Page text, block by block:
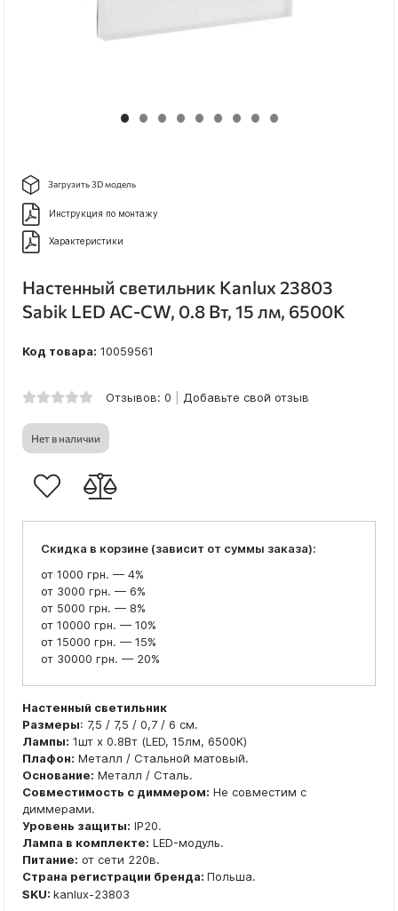
Загрузить 3D модель
Инструкция по монтажу
Характеристики
Настенный светильник Kanlux 23803
Sabik LED AC-CW, 0.8 Вт, 15 лм, 6500K
Код товара: 10059561
Отзывов: 0 Добавьте свой отзыв
Нет в наличии
Скидка в корзине (зависит от суммы заказа):
от 1000 грн. — 4%
от 3000 грн. — 6%
от 5000 грн. — 8%
от 10000 грн. — 10%
от 15000 грн. — 15%
от 30000 грн. — 20%
Настенный светильник
Размеры: 7,5 / 7,5 / 0,7 / 6 см.
Лампы: 1шт x 0.8Вт (LED, 15лм, 6500K)
Плафон: Металл / Стальной матовый.
Основание: Металл / Сталь.
Совместимость с диммером: Не совместим с
диммерами.
Уровень защиты: IP20.
Лампа в комплекте: LED-модуль.
Питание: от сети 220в.
Страна регистрации бренда: Польша.
SKU: kanlux-23803